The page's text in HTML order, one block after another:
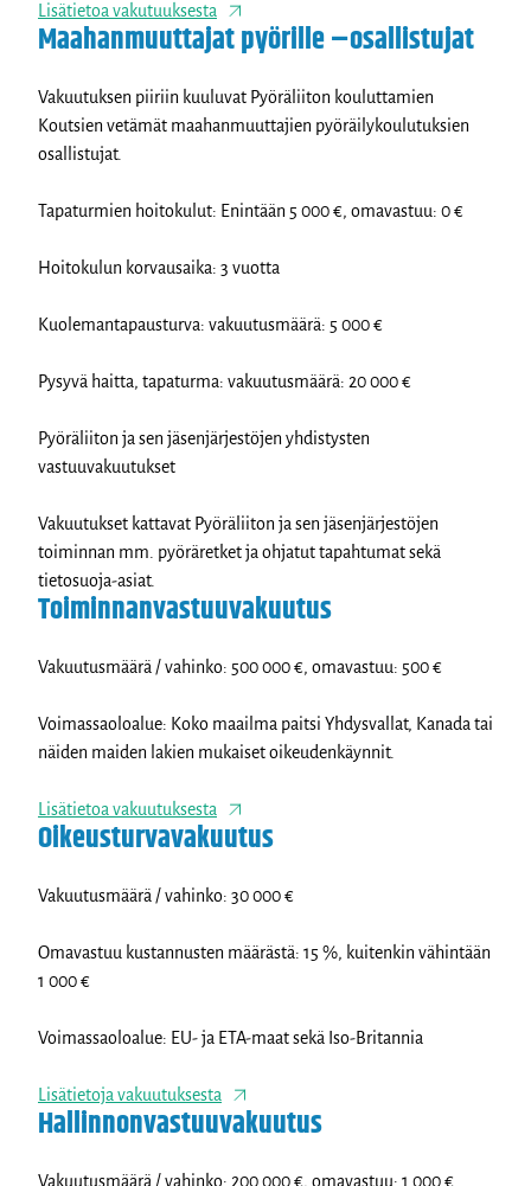
Lisätietoa vakutuuksesta
Maahanmuuttajat pyörille –osallistujat
Vakuutuksen piiriin kuuluvat Pyöräliiton kouluttamien
Koutsien vetämät maahanmuuttajien pyöräilykoulutuksien
osallistujat.
Tapaturmien hoitokulut: Enintään 5 000 €, omavastuu: 0 €
Hoitokulun korvausaika: 3 vuotta
Kuolemantapausturva: vakuutusmäärä: 5 000 €
Pysyvä haitta, tapaturma: vakuutusmäärä: 20 000 €
Pyöräliiton ja sen jäsenjärjestöjen yhdistysten
vastuuvakuutukset
Vakuutukset kattavat Pyöräliiton ja sen jäsenjärjestöjen
toiminnan mm. pyöräretket ja ohjatut tapahtumat sekä
tietosuoja-asiat.
Toiminnanvastuuvakuutus
Vakuutusmäärä / vahinko: 500 000 €, omavastuu: 500 €
Voimassaoloalue: Koko maailma paitsi Yhdysvallat, Kanada tai
näiden maiden lakien mukaiset oikeudenkäynnit.
Lisätietoa vakuutuksesta
Oikeusturvavakuutus
Vakuutusmäärä / vahinko: 30 000 €
Omavastuu kustannusten määrästä: 15 %, kuitenkin vähintään
1 000 €
Voimassaoloalue: EU- ja ETA-maat sekä Iso-Britannia
Lisätietoja vakuutuksesta
Hallinnonvastuuvakuutus
Vakuutusmäärä / vahinko: 200 000 €, omavastuu: 1 000 €